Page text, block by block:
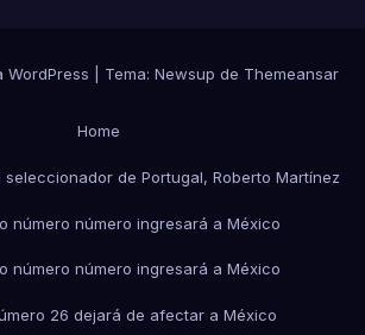
WordPress Tema: Newsup de Themeansar
Home
de Portugal, Roberto Martínez
número número ingresará a México
número número ingresará a México
26 dejará de afectar a México